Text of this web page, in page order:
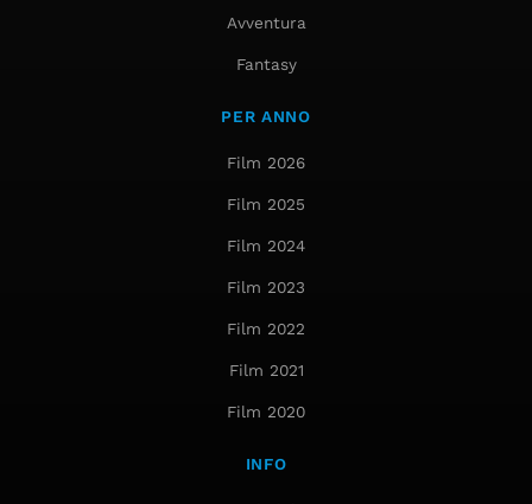
Avventura
Fantasy
PER ANNO
Film 2026
Film 2025
Film 2024
Film 2023
Film 2022
Film 2021
Film 2020
INFO